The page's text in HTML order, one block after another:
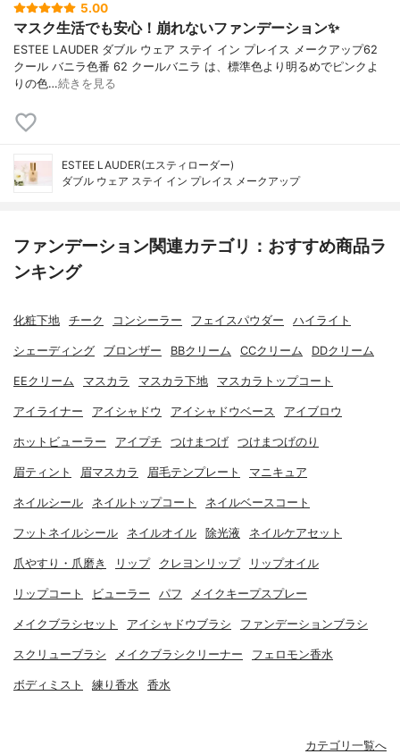
5.00
マスク生活でも安心！崩れないファンデーション✨
ESTEE LAUDER ダブル ウェア ステイ イン プレイス メークアップ62
クール バニラ色番 62 クールバニラ は、標準色より明るめでピンクよ
りの色…続きを見る
ESTEE LAUDER(エスティローダー)
ダブル ウェア ステイ イン プレイス メークアップ
ファンデーション関連カテゴリ：おすすめ商品ラ
ンキング
化粧下地 チーク コンシーラー フェイスパウダー ハイライト
シェーディング ブロンザー BBクリーム CCクリーム DDクリーム
EEクリーム マスカラ マスカラ下地 マスカラトップコート
アイライナー アイシャドウ アイシャドウベース アイブロウ
ホットビューラー アイプチ つけまつげ つけまつげのり
眉ティント 眉マスカラ 眉毛テンプレート マニキュア
ネイルシール ネイルトップコート ネイルベースコート
フットネイルシール ネイルオイル 除光液 ネイルケアセット
爪やすり・爪磨き リップ クレヨンリップ リップオイル
リップコート ビューラー パフ メイクキープスプレー
メイクブラシセット アイシャドウブラシ ファンデーションブラシ
スクリューブラシ メイクブラシクリーナー フェロモン香水
ボディミスト 練り香水 香水
カテゴリ一覧へ